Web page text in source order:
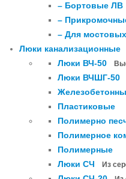
– Бортовые ЛВ
–
– Для
Люки канализационные
Люки ВЧ-50
Люки ВЧШГ-50
Пластиковые
Полимерно
Полимерное
Полимерные
Люки СЧ
Из